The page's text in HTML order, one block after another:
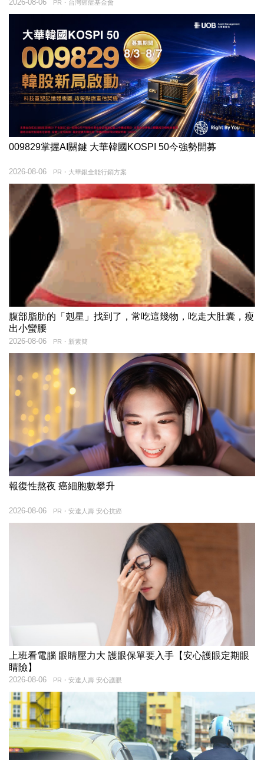
PR・台灣癌症基金會
2026-08-06
009829掌握AI關鍵 大華韓國KOSPI 50今強勢開募
PR・大華銀全能行銷方案
2026-08-06
腹部脂肪的「剋星」找到了，常吃這幾物，吃走大肚囊，瘦
出小蠻腰
PR・新素簡
2026-08-06
報復性熬夜 癌細胞數攀升
PR・安達人壽 安心抗癌
2026-08-06
上班看電腦 眼睛壓力大 護眼保單要入手【安心護眼定期眼
睛險】
PR・安達人壽 安心護眼
2026-08-06